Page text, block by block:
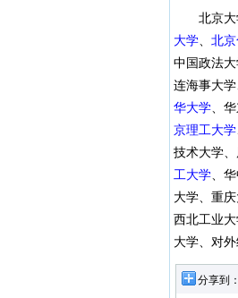
北京大
大学、 北
中国政法大
连海事大学
华大学、华
京理工大学
技术大学、
工大学、华
大学、重
西北工业大
大学、对
分享到：